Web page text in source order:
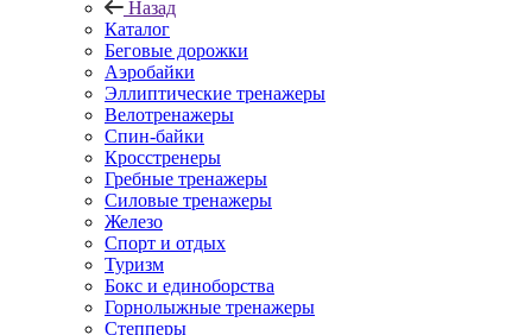
Назад
Каталог
Беговые дорожки
Аэробайки
Эллиптические тренажеры
Велотренажеры
Спин-байки
Кросстренеры
Гребные тренажеры
Силовые тренажеры
Железо
Спорт и отдых
Туризм
Бокс и единоборства
Горнолыжные тренажеры
Степперы